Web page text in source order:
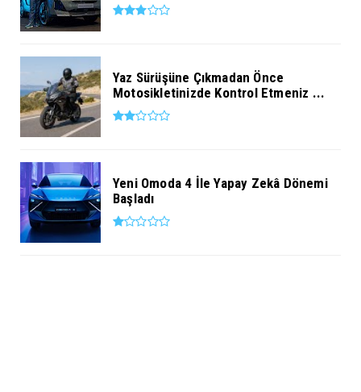
Yaz Sürüşüne Çıkmadan Önce
Motosikletinizde Kontrol Etmeniz ...
Yeni Omoda 4 İle Yapay Zekâ Dönemi
Başladı